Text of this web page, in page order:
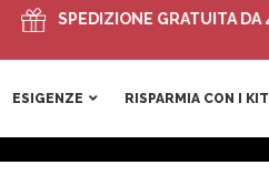
SPEDIZIONE GRATUITA DA 49,90 €
ESIGENZE RISPARMIA CON I KIT